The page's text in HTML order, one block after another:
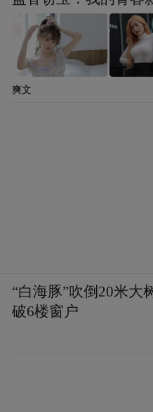
爽文
“白海豚”吹倒20米大
破6楼窗户